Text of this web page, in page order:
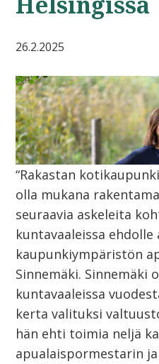
26.2.2025
“Rakastan
olla mukana
seuraavia askeleita
kuntavaaleissa
kaupunkiympäristön
Sinnemäki. Sinnemäki
kuntavaaleissa
kerta valituksi
hän ehti toimia neljä
apualaispormestarin ja